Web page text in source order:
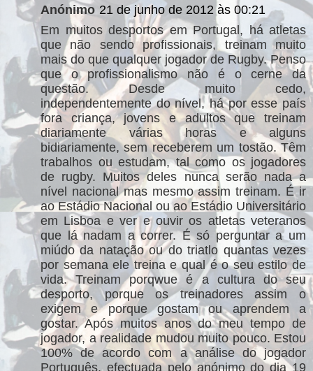
Anónimo 21 de junho de 2012 às 00:21
Em muitos desportos em Portugal, há atletas
que não sendo profissionais, treinam muito
mais do que qualquer jogador de Rugby. Penso
que o profissionalismo não é o cerne da
questão. Desde muito cedo,
independentemente do nível, há por esse país
fora criança, jovens e adultos que treinam
diariamente várias horas e alguns
bidiariamente, sem receberem um tostão. Têm
trabalhos ou estudam, tal como os jogadores
de rugby. Muitos deles nunca serão nada a
nível nacional mas mesmo assim treinam. É ir
ao Estádio Nacional ou ao Estádio Universitário
em Lisboa e ver e ouvir os atletas veteranos
que lá nadam a correr. É só perguntar a um
miúdo da natação ou do triatlo quantas vezes
por semana ele treina e qual é o seu estilo de
vida. Treinam porqwue é a cultura do seu
desporto, porque os treinadores assim o
exigem e porque gostam ou aprendem a
gostar. Após muitos anos do meu tempo de
jogador, a realidade mudou muito pouco. Estou
100% de acordo com a análise do jogador
Português, efectuada pelo anónimo do dia 19